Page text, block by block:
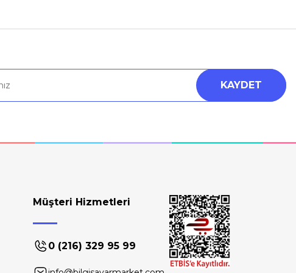
KAYDET
Müşteri Hizmetleri
0 (216) 329 95 99